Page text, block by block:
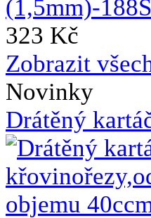
323 Kč
Zobrazit
Novinky
Drátěný